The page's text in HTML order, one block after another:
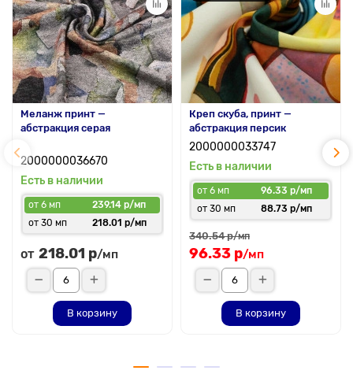
Меланж принт —
абстракция серая
2000000036670
Есть в наличии
от 6 мп
239.14 р/мп
от 30 мп
218.01 р/мп
от 218.01 р/мп
В корзину
Креп скуба, принт —
абстракция персик
2000000033747
Есть в наличии
от 6 мп
96.33 р/мп
от 30 мп
88.73 р/мп
340.54 р/мп
96.33 р/мп
В корзину